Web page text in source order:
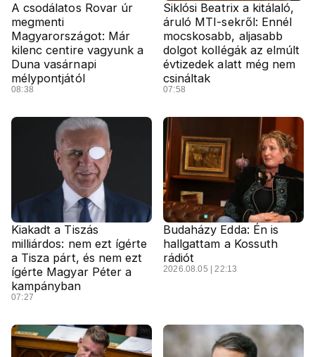
A csodálatos Rovar úr
megmenti
Magyarországot: Már
kilenc centire vagyunk a
Duna vasárnapi
mélypontjától
08:38
Siklósi Beatrix a kitálaló,
áruló MTI-sekről: Ennél
mocskosabb, aljasabb
dolgot kollégák az elmúlt
évtizedek alatt még nem
csináltak
07:58
Kiakadt a Tiszás
milliárdos: nem ezt ígérte
a Tisza párt, és nem ezt
ígérte Magyar Péter a
kampányban
07:27
Budaházy Edda: Én is
hallgattam a Kossuth
rádiót
2026.08.05 | 22:13